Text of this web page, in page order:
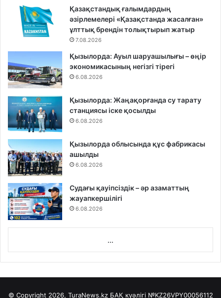
Қазақстандық ғалымдардың
әзірлемелері «Қазақстанда жасалған»
ұлттық брендін толықтырып жатыр
7.08.2026
Қызылорда: Ауыл шаруашылығы – өңір
экономикасының негізгі тірегі
6.08.2026
Қызылорда: Жаңақорғанда су тарату
станциясы іске қосылды
6.08.2026
Қызылорда облысында құс фабрикасы
ашылды
6.08.2026
Судағы қауіпсіздік – әр азаматтың
жауапкершілігі
6.08.2026
...
© Copyright 2026, TuraNews.kz БАҚ куәлігі №KZ26VPY00056112